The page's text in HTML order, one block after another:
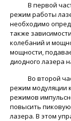
В первой
режим работы
необходимо
также
колебаний и
мощности,
диодного лазера
Во второй
режим модуляции
режимов
повысить
лазера. В этом